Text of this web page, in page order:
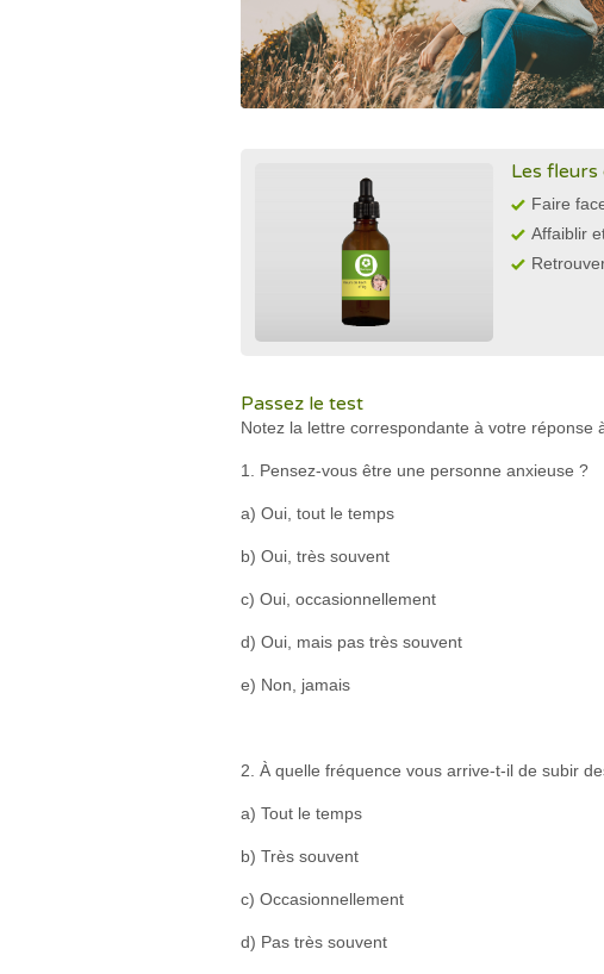
Les fleurs
Faire
Affaiblir
Passez le test
Notez la lettre correspondante à votre réponse
1. Pensez-vous être une personne anxieuse ?
a) Oui, tout le temps
b) Oui, très souvent
c) Oui, occasionnellement
d) Oui, mais pas très souvent
e) Non, jamais
2. À quelle fréquence vous arrive-t-il de subir
a) Tout le temps
b) Très souvent
c) Occasionnellement
d) Pas très souvent